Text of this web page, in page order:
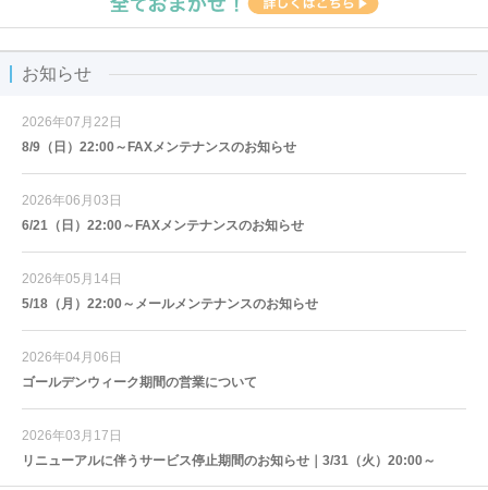
お知らせ
2026年07月22日
8/9（日）22:00～FAXメンテナンスのお知らせ
2026年06月03日
6/21（日）22:00～FAXメンテナンスのお知らせ
2026年05月14日
5/18（月）22:00～メールメンテナンスのお知らせ
2026年04月06日
ゴールデンウィーク期間の営業について
2026年03月17日
リニューアルに伴うサービス停止期間のお知らせ｜3/31（火）20:00～